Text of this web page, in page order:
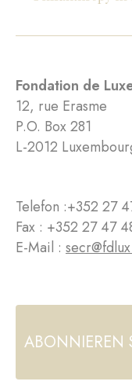
Fondation de
12, rue Erasme
P.O. Box 281
L-2012
Telefon :+352 27
Fax : +352 27 47
E-Mail :
ABONNIEREN